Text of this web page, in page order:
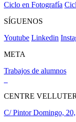
Ciclo en Fotografía
SÍGUENOS
Youtube Linkedin
META
Trabajos de alumnos
CENTRE
C/ Pintor Domingo, 20,